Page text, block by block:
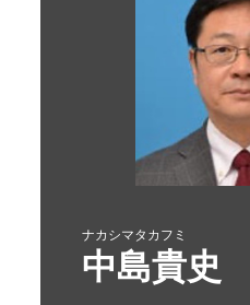
ナカシマタカフミ
中島貴史